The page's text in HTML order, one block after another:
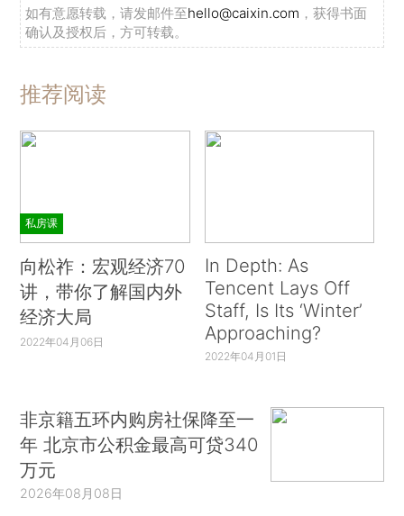
如有意愿转载，请发邮件至hello@caixin.com ，获得书面
确认及授权后，方可转载。
推荐阅读
私房课
向松祚：宏观经济70
讲，带你了解国内外
经济大局
2022年04月06日
In Depth: As
Tencent Lays Off
Staff, Is Its ‘Winter’
Approaching?
2022年04月01日
非京籍五环内购房社保降至一
年 北京市公积金最高可贷340
万元
2026年08月08日